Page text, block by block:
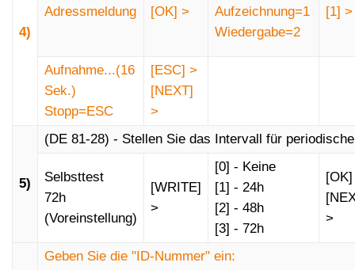
4)
Adressmeldung [OK] >
Aufzeichnung=1
Wiedergabe=2
[1] >
Aufnahme...(16
Sek.)
Stopp=ESC
[ESC] >
[NEXT]
>
5)
(DE 81-28) - Stellen Sie das Intervall für
Selbsttest
72h
(Voreinstellung)
[WRITE]
>
[0] - Keine
[1] - 24h
[2] - 48h
[3] - 72h
>
Geben Sie die "ID-Nummer" ein: